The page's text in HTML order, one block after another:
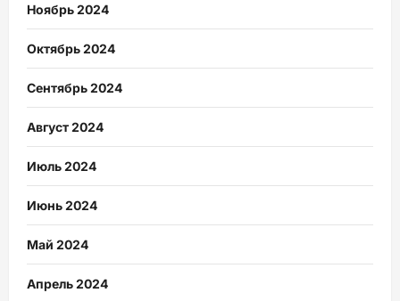
Ноябрь 2024
Октябрь 2024
Сентябрь 2024
Август 2024
Июль 2024
Июнь 2024
Май 2024
Апрель 2024